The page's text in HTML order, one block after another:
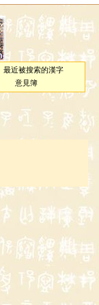
最近被搜索的漢字
意見簿